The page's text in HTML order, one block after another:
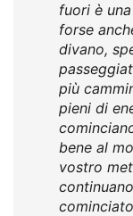
fuori è
forse
divano,
più
pieni di
bene al
vostro